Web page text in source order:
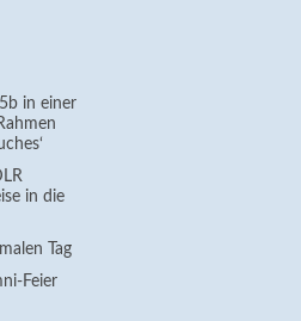
in einer
in die
Tag
Feier